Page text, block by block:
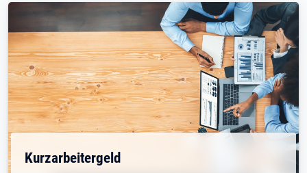
Kurzarbeitergeld